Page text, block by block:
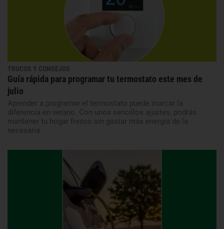
TRUCOS Y CONSEJOS
Guía rápida para programar tu termostato este mes de
julio
Aprender a programar el termostato puede marcar la
diferencia en verano. Con unos sencillos ajustes, podrás
mantener tu hogar fresco sin gastar más energía de la
necesaria.